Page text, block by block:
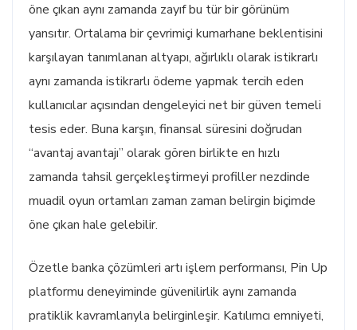
öne çıkan aynı zamanda zayıf bu tür bir görünüm
yansıtır. Ortalama bir çevrimiçi kumarhane beklentisini
karşılayan tanımlanan altyapı, ağırlıklı olarak istikrarlı
aynı zamanda istikrarlı ödeme yapmak tercih eden
kullanıcılar açısından dengeleyici net bir güven temeli
tesis eder. Buna karşın, finansal süresini doğrudan
“avantaj avantajı” olarak gören birlikte en hızlı
zamanda tahsil gerçekleştirmeyi profiller nezdinde
muadil oyun ortamları zaman zaman belirgin biçimde
öne çıkan hale gelebilir.
Özetle banka çözümleri artı işlem performansı, Pin Up
platformu deneyiminde güvenilirlik aynı zamanda
pratiklik kavramlarıyla belirginleşir. Katılımcı emniyeti,